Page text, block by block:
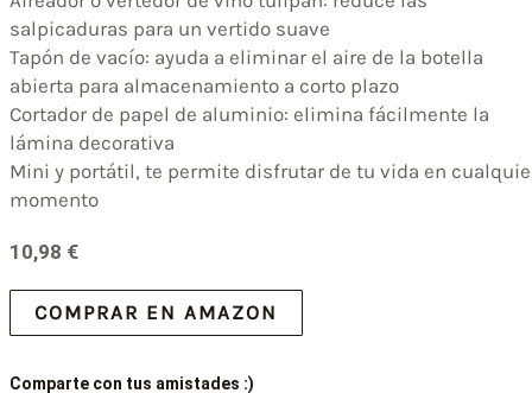
salpicaduras para un vertido suave
Tapón de vacío: ayuda a eliminar el aire de la botella
abierta para almacenamiento a corto plazo
Cortador de papel de aluminio: elimina fácilmente la
lámina decorativa
Mini y portátil, te permite disfrutar de tu vida en
momento
10,98 €
COMPRAR EN AMAZON
Comparte con tus amistades :)